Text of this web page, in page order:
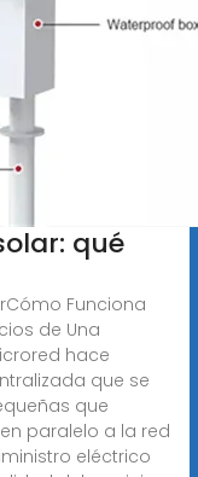
qué
Funciona
de Una
hace
que se
que
paralelo a la red
eléctrico